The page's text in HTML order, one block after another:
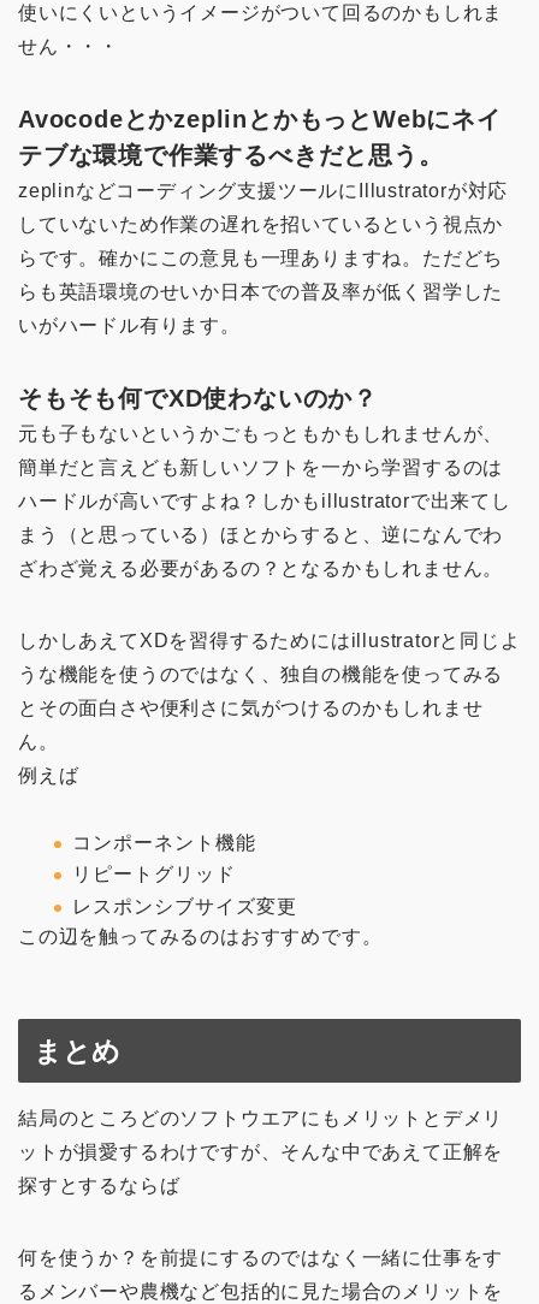
使いにくいというイメージがついて回るのかもしれま
せん・・・
AvocodeとかzeplinとかもっとWebにネイ
テブな環境で作業するべきだと思う。
zeplinなどコーディング支援ツールにIllustratorが対応
していないため作業の遅れを招いているという視点か
らです。確かにこの意見も一理ありますね。ただどち
らも英語環境のせいか日本での普及率が低く習学した
いがハードル有ります。
そもそも何でXD使わないのか？
元も子もないというかごもっともかもしれませんが、
簡単だと言えども新しいソフトを一から学習するのは
ハードルが高いですよね？しかもillustratorで出来てし
まう（と思っている）ほとからすると、逆になんでわ
ざわざ覚える必要があるの？となるかもしれません。
しかしあえてXDを習得するためにはillustratorと同じよ
うな機能を使うのではなく、独自の機能を使ってみる
とその面白さや便利さに気がつけるのかもしれませ
ん。
例えば
コンポーネント機能
リピートグリッド
レスポンシブサイズ変更
この辺を触ってみるのはおすすめです。
まとめ
結局のところどのソフトウエアにもメリットとデメリ
ットが損愛するわけですが、そんな中であえて正解を
探すとするならば
何を使うか？を前提にするのではなく一緒に仕事をす
るメンバーや農機など包括的に見た場合のメリットを